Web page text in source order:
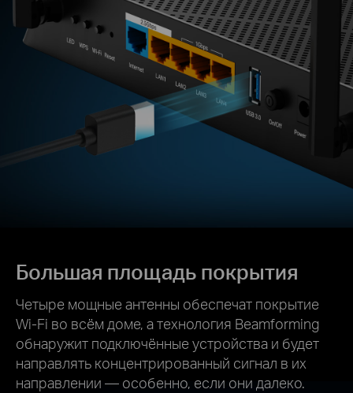
Большая площадь покрытия
Четыре мощные антенны обеспечат покрытие
Wi‑Fi во всём доме, а технология Beamforming
обнаружит подключённые устройства и будет
направлять концентрированный сигнал в их
направлении — особенно, если они далеко.